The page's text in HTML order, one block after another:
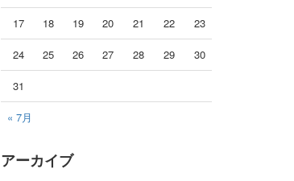
« 7月
17 18 19 20 21 22 23
24 25 26 27 28 29 30
31
アーカイブ